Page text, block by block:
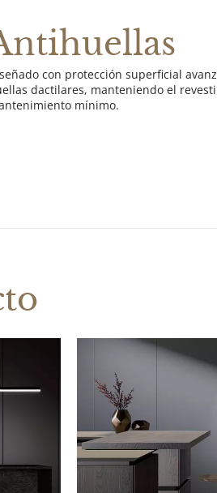
con protección superficial
dactilares, manteniendo el
mínimo.